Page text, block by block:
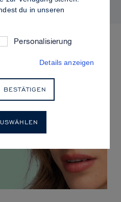
du in unseren
Personalisierung
Details anzeigen
BESTÄTIGEN